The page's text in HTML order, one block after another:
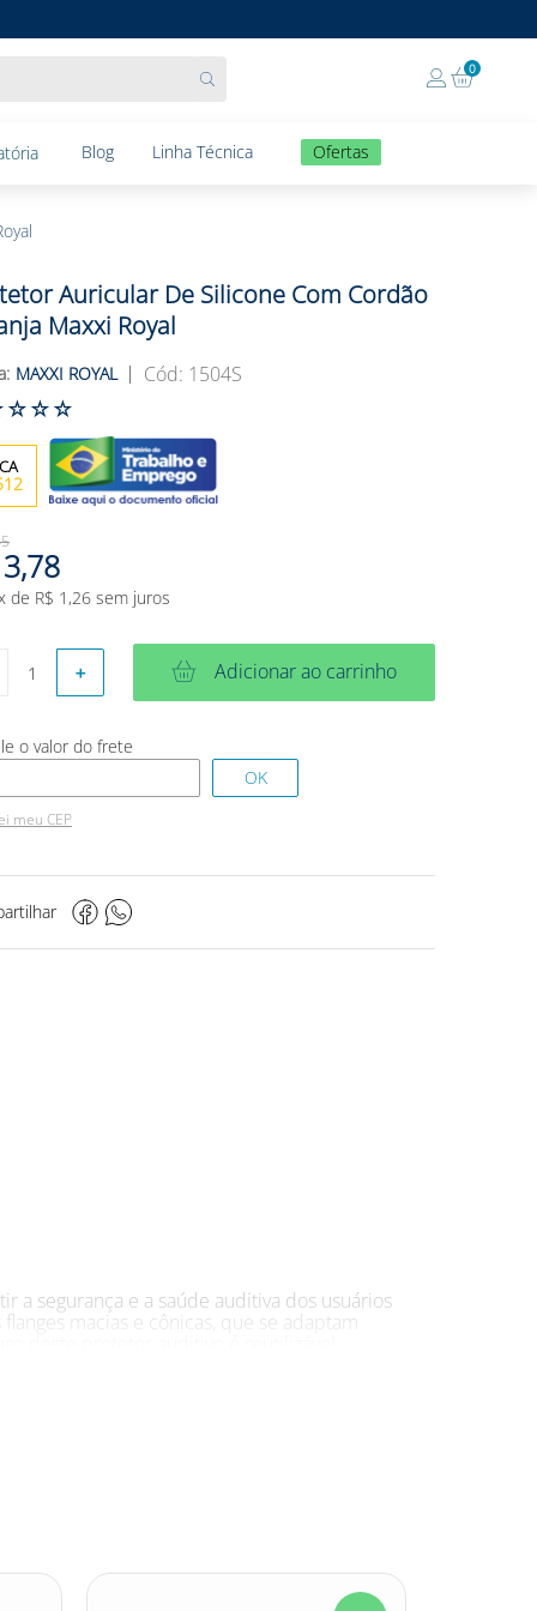
0
Blog Linha Técnica Ofertas
Auricular De Silicone Com Cordão
Maxxi Royal
MAXXI ROYAL : 1504S
☆☆☆
3,78
de R$ 1 ,26 sem juros
＋ Adicionar ao carrinho
meu CEP
a segurança e a saúde auditiva dos usuários
macias e cônicas, que se adaptam
silicone, o que garante maior durabilidade e
facilitando o armazenamento e o
do produto. Recomenda-se lavar o protetor
de ruído acima de 85 dB(A). Ideal para uso